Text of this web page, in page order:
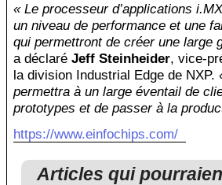
« Le processeur d’applications
un niveau de performance et une
qui permettront de créer une large
a déclaré Jeff Steinheider, vice-
la division Industrial Edge de NXP.
permettra à un large éventail de
prototypes et de passer à la
https://www.einfochips.com/
Articles qui